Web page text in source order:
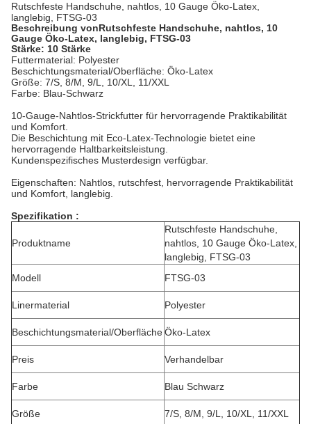
Rutschfeste Handschuhe, nahtlos, 10 Gauge Öko-Latex,
langlebig, FTSG-03
Beschreibung vonRutschfeste Handschuhe, nahtlos, 10
Gauge Öko-Latex, langlebig, FTSG-03
Stärke: 10 Stärke
Futtermaterial: Polyester
Beschichtungsmaterial/Oberfläche: Öko-Latex
Größe: 7/S, 8/M, 9/L, 10/XL, 11/XXL
Farbe: Blau-Schwarz
10-Gauge-Nahtlos-Strickfutter für hervorragende Praktikabilität
und Komfort.
Die Beschichtung mit Eco-Latex-Technologie bietet eine
hervorragende Haltbarkeitsleistung.
Kundenspezifisches Musterdesign verfügbar.
Eigenschaften: Nahtlos, rutschfest, hervorragende Praktikabilität
und Komfort, langlebig.
Spezifikation :
Produktname
Rutschfeste Handschuhe,
nahtlos, 10 Gauge Öko-Latex,
langlebig, FTSG-03
Modell
FTSG-03
Linermaterial Polyester
Beschichtungsmaterial/OberflächeÖko-Latex
Preis Verhandelbar
Farbe Blau Schwarz
Größe 7/S, 8/M, 9/L, 10/XL, 11/XXL